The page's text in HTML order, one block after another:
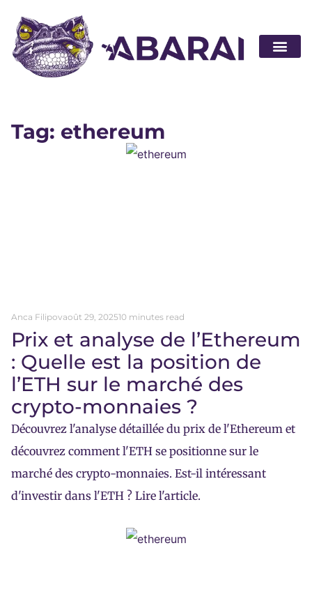
Tag: ethereum
Anca Filipovaoût 29, 202510 minutes read
Prix et analyse de l’Ethereum
: Quelle est la position de
l’ETH sur le marché des
crypto-monnaies ?
Découvrez l'analyse détaillée du prix de l'Ethereum et
découvrez comment l'ETH se positionne sur le
marché des crypto-monnaies. Est-il intéressant
d'investir dans l'ETH ? Lire l'article.